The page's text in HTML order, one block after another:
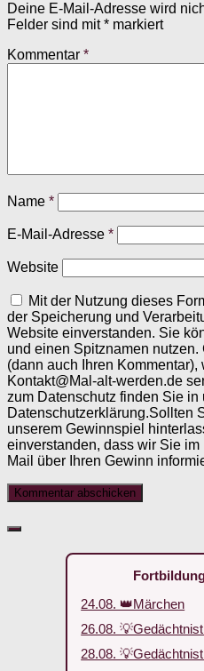
Deine E-Mail-Adresse wird
Felder sind mit* markiert
Kommentar *
Name *
E-Mail-Adresse *
Website
Mit der Nutzung dieses
der Speicherung und
Website einverstanden. Sie
und einen Spitznamen
(dann auch Ihren
Kontakt@Mal-alt-werden.de
zum Datenschutz finden Sie in
Datenschutzerklärung.Sollten
unserem Gewinnspiel
einverstanden, dass wir Sie
Mail über Ihren Gewinn
24.08. 👑Märchen
26.08.
28.08.